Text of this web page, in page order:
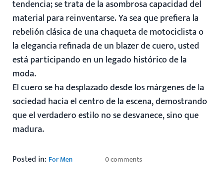
tendencia; se trata de la asombrosa capacidad del
material para reinventarse. Ya sea que prefiera la
rebelión clásica de una chaqueta de motociclista o
la elegancia refinada de un blazer de cuero, usted
está participando en un legado histórico de la
moda.
El cuero se ha desplazado desde los márgenes de la
sociedad hacia el centro de la escena, demostrando
que el verdadero estilo no se desvanece, sino que
madura.
Posted in: For Men 0 comments